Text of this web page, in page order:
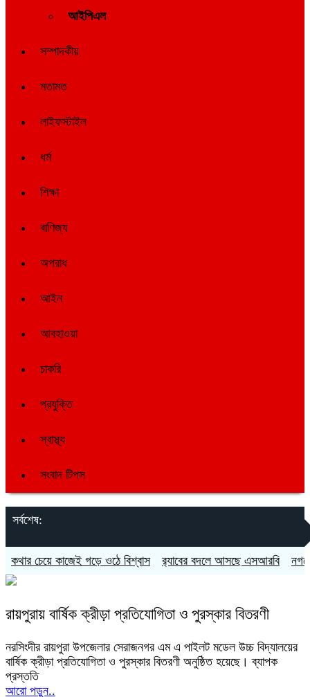
আইপিএল
সম্পাদকীয়
মতামত
লাইফস্টাইল
ধর্ম
শিক্ষা
বাণিজ্য
অপরাধ
আইন
আবহাওয়া
চাকরি
প্রযুক্তি
স্বাস্থ্য
সংবাদ টিপস
সর্বশেষ:
চেয়ে কাজেই গড়ে ওঠে বিশ্বাস র‍্যাবের বদলে আসছে এসআরবি নগদে ৭
রায়পুরায় বার্ষিক ক্রীড়া প্রতিযোগিতা ও পুরস্কার বিতরণী
নরসিংদীর রায়পুরা উপজেলার সেরাজনগর এম এ পাইলট মডেল উচ্চ বিদ্যালয়ের
বার্ষিক ক্রীড়া প্রতিযোগিতা ও পুরস্কার বিতরণী অনুষ্ঠিত হয়েছে। ব্যাপক
প্রস্ততি
আরো পড়ুন..